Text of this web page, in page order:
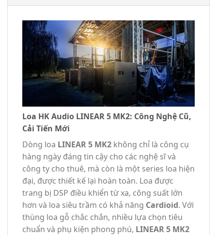
Loa HK Audio LINEAR 5 MK2: Công Nghệ Cũ,
Cải Tiến Mới
Dòng loa LINEAR 5 MK2 không chỉ là công cụ
hàng ngày đáng tin cậy cho các nghệ sĩ và
công ty cho thuê, mà còn là một series loa hiện
đại, được thiết kế lại hoàn toàn. Loa được
trang bị DSP điều khiển từ xa, công suất lớn
hơn và loa siêu trầm có khả năng Cardioid. Với
thùng loa gỗ chắc chắn, nhiều lựa chọn tiêu
chuẩn và phụ kiện phong phú, LINEAR 5 MK2